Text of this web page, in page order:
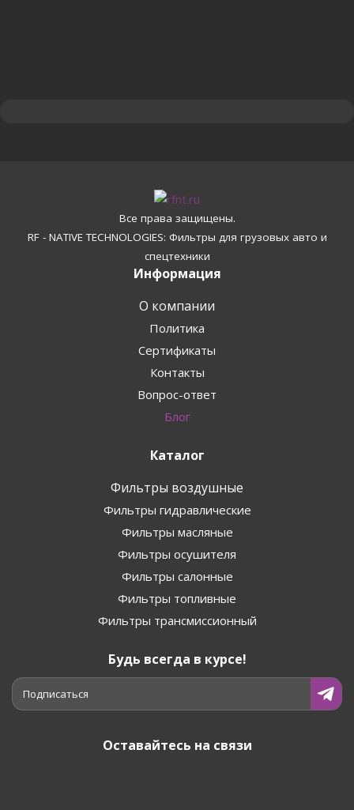
Все права защищены.
RF - NATIVE TECHNOLOGIES: Фильтры для грузовых авто и
спецтехники
Информация
О компании
Политика
Сертификаты
Контакты
Вопрос-ответ
Блог
Каталог
Фильтры воздушные
Фильтры гидравлические
Фильтры масляные
Фильтры осушителя
Фильтры салонные
Фильтры топливные
Фильтры трансмиссионный
Будь всегда в курсе!
Подписаться
Оставайтесь на связи